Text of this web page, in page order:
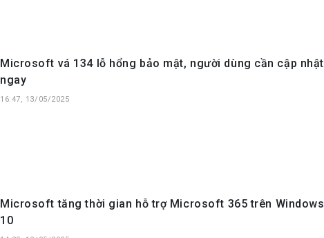
Microsoft vá 134 lỗ hổng bảo mật, người dùng cần cập nhật
ngay
16:47, 13/05/2025
Microsoft tăng thời gian hỗ trợ Microsoft 365 trên Windows
10